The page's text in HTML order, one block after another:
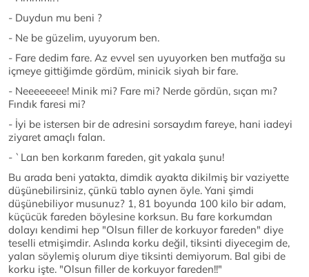
- Duydun mu beni ?
- Ne be güzelim, uyuyorum ben.
- Fare dedim fare. Az evvel sen uyuyorken ben mutfağa su
içmeye gittiğimde gördüm, minicik siyah bir fare.
- Neeeeeeee! Minik mi? Fare mi? Nerde gördün, sıçan mı?
Fındık faresi mi?
- İyi be istersen bir de adresini sorsaydım fareye, hani iadeyi
ziyaret amaçlı falan.
- `Lan ben korkarım fareden, git yakala şunu!
Bu arada beni yatakta, dimdik ayakta dikilmiş bir vaziyette
düşünebilirsiniz, çünkü tablo aynen öyle. Yani şimdi
düşünebiliyor musunuz? 1, 81 boyunda 100 kilo bir adam,
küçücük fareden böylesine korksun. Bu fare korkumdan
dolayı kendimi hep "Olsun filler de korkuyor fareden" diye
teselli etmişimdir. Aslında korku değil, tiksinti diyecegim de,
yalan söylemiş olurum diye tiksinti demiyorum. Bal gibi de
korku işte. "Olsun filler de korkuyor fareden!!"